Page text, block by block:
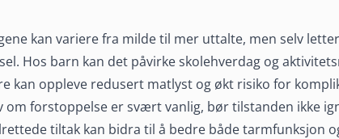
kan variere fra milde til mer uttalte, men selv
Hos barn kan det påvirke skolehverdag og
kan oppleve redusert matlyst og økt risiko for
om forstoppelse er svært vanlig, bør tilstanden ikke
tiltak kan bidra til å bedre både tarmfunksjon